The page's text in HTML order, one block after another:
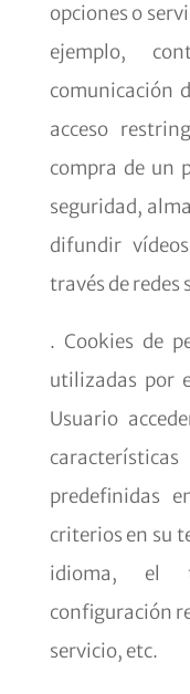
opciones o
ejemplo,
comunicación
acceso
compra de un
seguridad,
difundir
través de redes
. Cookies de
utilizadas por
Usuario
predefinidas
criterios en su
idioma, el
configuración
servicio, etc.